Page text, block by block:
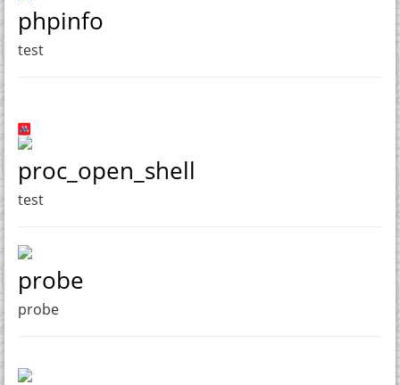
phpinfo
test
proc_open_shell
test
probe
probe